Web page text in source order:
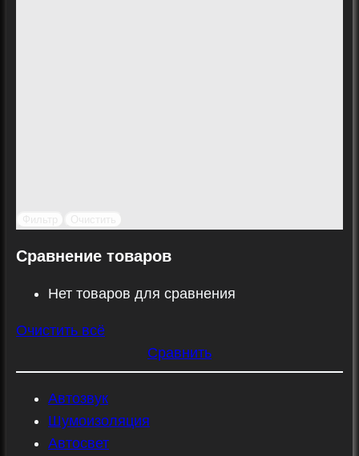
Сравнение товаров
Нет товаров для сравнения
Очистить всё
Сравнить
Автозвук
Шумоизоляция
Автосвет